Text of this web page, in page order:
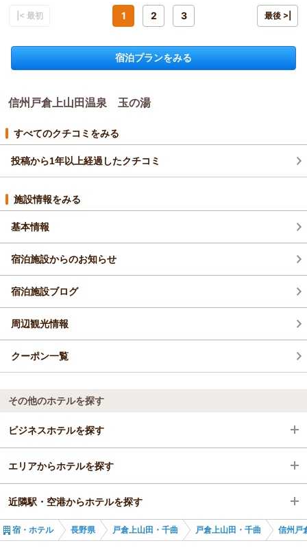
（返信日：2026/05/02）
車椅子での移動など、微力ながらお手伝いできたことを私共も
また、ご注文いただいた馬刺しもお気に召していただけて何よ
馬刺しはここ長野県の名物であり、新鮮で良質なものを厳選し
ぜひまた季節を変えて、信州の味覚を楽しみにいらしてくださ
再びお会いできる日を、スタッフ一同心よりお待ち申し上げて
おります。
玉の湯 池田
（返信日：2026/04/21）
宿泊プラン：
【本館｜１泊朝食】本館『陶然閣』★信州の恵みたっぷりのご
朝/個室利用
信州戸倉上山田温泉 玉の湯からの返信
お部屋のベッドの硬さやトイレなど、客室の設えについて詳し
疲れを癒やし、お母様とご一緒に快適にお過ごしいただけたご
様子を伺い、安心いたしました。
また、私共スタッフの接客についても温かいお言葉を頂戴し、
大変励みになります。
き、心穏やかな朝の時間を過ごしていただけたようで、私共も
ぜひまた当館へお越しくださいませ。
またのご来館をスタッフ一同お待ち申し上げております。
玉の湯 池田
（返信日：2026/04/21）
|< 最初 1 2 3 最後 >|
宿泊プランをみる
信州戸倉上山田温泉 玉の湯
すべてのクチコミをみる
投稿から1年以上経過したクチコミ
施設情報をみる
基本情報
宿泊施設からのお知らせ
宿泊施設ブログ
周辺観光情報
クーポン一覧
その他のホテルを探す
ビジネスホテルを探す
長野県
戸倉上山田・千曲
戸倉駅
エリアからホテルを探す
長野県
戸倉上山田・千曲
近隣駅・空港からホテルを探す
戸倉駅
宿・ホテル 長野県 戸倉上山田・千曲 戸倉上山田・千曲 信州戸